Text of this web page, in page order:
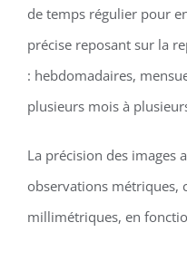
de temps régulier pour
précise reposant sur la
: hebdomadaires,
plusieurs mois à
La précision des images
observations métriques,
millimétriques, en